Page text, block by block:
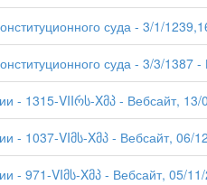
суда - 3/1/
суда - 3/3/1387
- 1315-VIIრს-Xმპ - Вебсайт,
- 1037-VIმს-Xმპ - Вебсайт, 06/
- 971-VIმს-Xმპ - Вебсайт, 05/